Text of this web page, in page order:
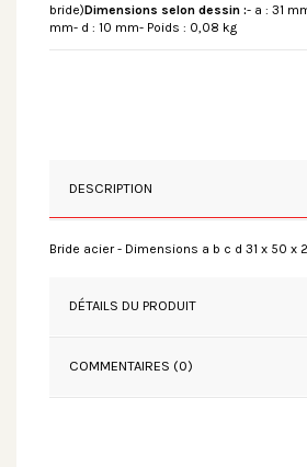
bride)Dimensions selon dessin :- a : 31
mm- d : 10 mm- Poids : 0,08 kg
DESCRIPTION
Bride acier - Dimensions a b c d 31 x 50 x
DÉTAILS DU PRODUIT
COMMENTAIRES (0)